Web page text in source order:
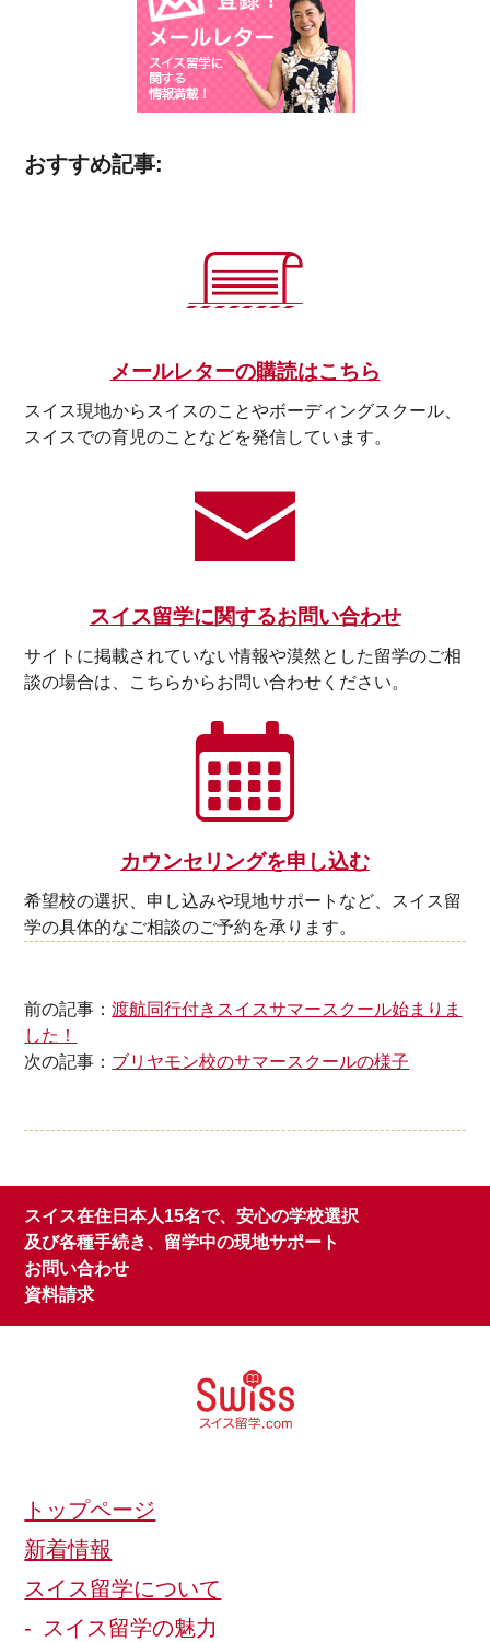
おすすめ記事:
メールレターの購読はこちら
スイス現地からスイスのことやボーディングスクール、
スイスでの育児のことなどを発信しています。
スイス留学に関するお問い合わせ
サイトに掲載されていない情報や漠然とした留学のご相
談の場合は、こちらからお問い合わせください。
カウンセリングを申し込む
希望校の選択、申し込みや現地サポートなど、スイス留
学の具体的なご相談のご予約を承ります。
前の記事：渡航同行付きスイスサマースクール始まりま
した！
次の記事： ブリヤモン校のサマースクールの様子
スイス在住日本人15名で、安心の学校選択
及び各種手続き、留学中の現地サポート
お問い合わせ
資料請求
トップページ
新着情報
スイス留学について
スイス留学の魅力